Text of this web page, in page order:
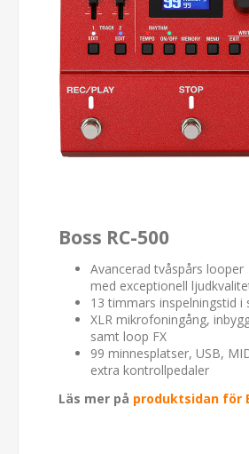
Boss RC-500
Avancerad tvåspårs looper
med exceptionell
13 timmars inspelningstid i
XLR mikrofoningång,
samt loop FX
99 minnesplatser, USB,
extra kontrollpedaler
Läs mer på produktsidan för